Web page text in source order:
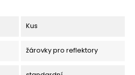
Kus
žárovky pro reflektory